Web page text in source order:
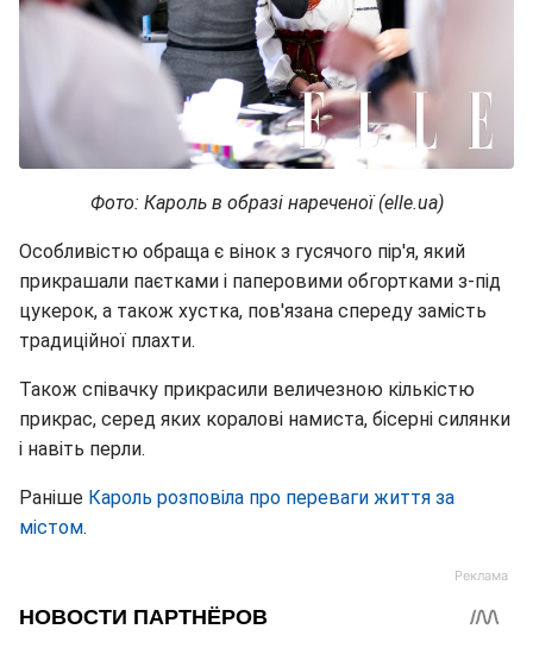
Фото: Кароль в образі нареченої (elle.ua)
Особливістю обраща є вінок з гусячого пір'я, який
прикрашали паєтками і паперовими обгортками з-під
цукерок, а також хустка, пов'язана спереду замість
традиційної плахти.
Також співачку прикрасили величезною кількістю
прикрас, серед яких коралові намиста, бісерні силянки
і навіть перли.
Раніше Кароль розповіла про переваги життя за
містом.